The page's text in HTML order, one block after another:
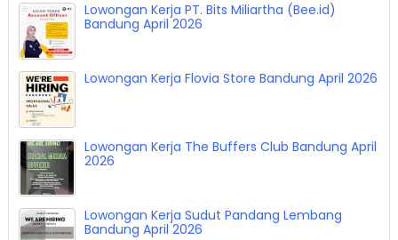
Lowongan Kerja PT. Bits Miliartha (Bee.id)
Bandung April 2026
Lowongan Kerja Flovia Store Bandung April 2026
Lowongan Kerja The Buffers Club Bandung April
2026
Lowongan Kerja Sudut Pandang Lembang
Bandung April 2026